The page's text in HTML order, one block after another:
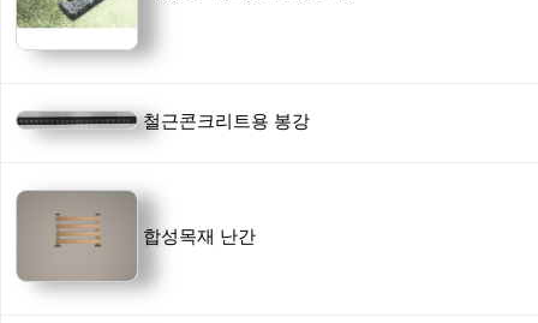
철근콘크리트용 봉강
합성목재 난간